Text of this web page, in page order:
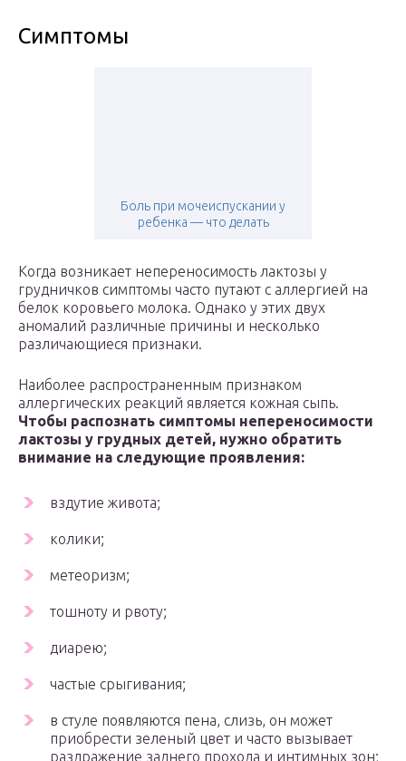
Симптомы
Боль при мочеиспускании у
ребенка — что делать
Когда возникает непереносимость лактозы у
грудничков симптомы часто путают с аллергией на
белок коровьего молока. Однако у этих двух
аномалий различные причины и несколько
различающиеся признаки.
Наиболее распространенным признаком
аллергических реакций является кожная сыпь.
Чтобы распознать симптомы непереносимости
лактозы у грудных детей, нужно обратить
внимание на следующие проявления:
вздутие живота;
колики;
метеоризм;
тошноту и рвоту;
диарею;
частые срыгивания;
в стуле появляются пена, слизь, он может
приобрести зеленый цвет и часто вызывает
раздражение заднего прохода и интимных зон;